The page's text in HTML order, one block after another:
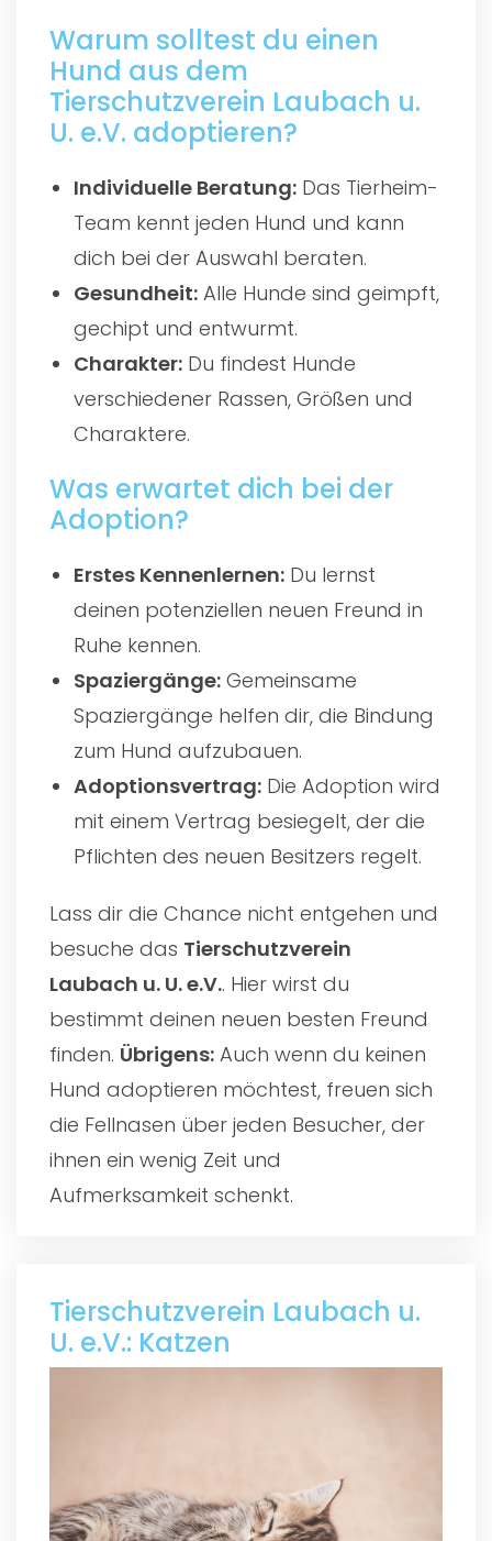
Warum solltest du einen
Hund aus dem
Tierschutzverein Laubach u.
U. e.V. adoptieren?
Individuelle Beratung: Das Tierheim-
Team kennt jeden Hund und kann
dich bei der Auswahl beraten.
Gesundheit: Alle Hunde sind geimpft,
gechipt und entwurmt.
Charakter: Du findest Hunde
verschiedener Rassen, Größen und
Charaktere.
Was erwartet dich bei der
Adoption?
Erstes Kennenlernen: Du lernst
deinen potenziellen neuen Freund in
Ruhe kennen.
Spaziergänge: Gemeinsame
Spaziergänge helfen dir, die Bindung
zum Hund aufzubauen.
Adoptionsvertrag: Die Adoption wird
mit einem Vertrag besiegelt, der die
Pflichten des neuen Besitzers regelt.
Lass dir die Chance nicht entgehen und
besuche das Tierschutzverein
Laubach u. U. e.V.. Hier wirst du
bestimmt deinen neuen besten Freund
finden. Übrigens: Auch wenn du keinen
Hund adoptieren möchtest, freuen sich
die Fellnasen über jeden Besucher, der
ihnen ein wenig Zeit und
Aufmerksamkeit schenkt.
Tierschutzverein Laubach u.
U. e.V.: Katzen